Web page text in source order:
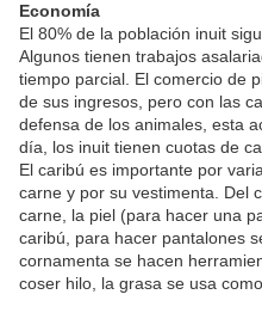
Economía
El 80% de la población inuit
Algunos tienen trabajos
tiempo parcial. El comercio de
de sus ingresos, pero con las
defensa de los animales, esta
día, los inuit tienen cuotas de
El caribú es importante por
carne y por su vestimenta. Del
carne, la piel (para hacer una
caribú, para hacer pantalones
cornamenta se hacen
coser hilo, la grasa se usa